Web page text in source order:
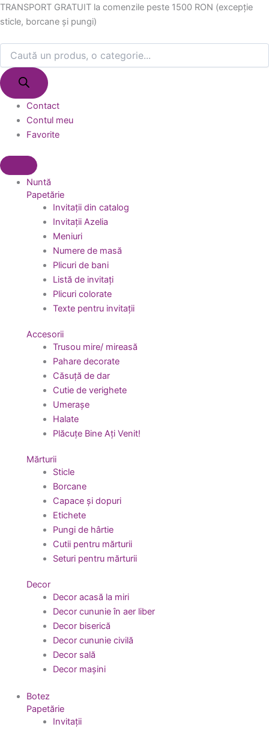
Skip
to
TRANSPORT GRATUIT la comenzile peste 1500 RON (excepție
sticle, borcane și pungi)
Products
search
Contact
Contul meu
Favorite
Nuntă
Papetărie
Invitații din catalog
Invitații Azelia
Meniuri
Numere de masă
Plicuri de bani
Listă de invitați
Plicuri colorate
Texte pentru invitații
Accesorii
Trusou mire/ mireasă
Pahare decorate
Căsuță de dar
Cutie de verighete
Umerașe
Halate
Plăcuțe Bine Ați Venit!
Mărturii
Sticle
Borcane
Capace și dopuri
Etichete
Pungi de hârtie
Cutii pentru mărturii
Seturi pentru mărturii
Decor
Decor acasă la miri
Decor cununie în aer liber
Decor biserică
Decor cununie civilă
Decor sală
Decor mașini
Botez
Papetărie
Invitații
Products
search